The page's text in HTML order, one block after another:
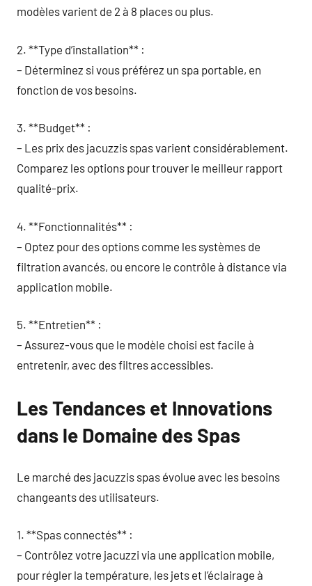
modèles varient de 2 à 8 places ou plus.
2. **Type d’installation** :
– Déterminez si vous préférez un spa portable, en
fonction de vos besoins.
3. **Budget** :
– Les prix des jacuzzis spas varient considérablement.
Comparez les options pour trouver le meilleur rapport
qualité-prix.
4. **Fonctionnalités** :
– Optez pour des options comme les systèmes de
filtration avancés, ou encore le contrôle à distance via
application mobile.
5. **Entretien** :
– Assurez-vous que le modèle choisi est facile à
entretenir, avec des filtres accessibles.
Les Tendances et Innovations
dans le Domaine des Spas
Le marché des jacuzzis spas évolue avec les besoins
changeants des utilisateurs.
1. **Spas connectés** :
– Contrôlez votre jacuzzi via une application mobile,
pour régler la température, les jets et l’éclairage à